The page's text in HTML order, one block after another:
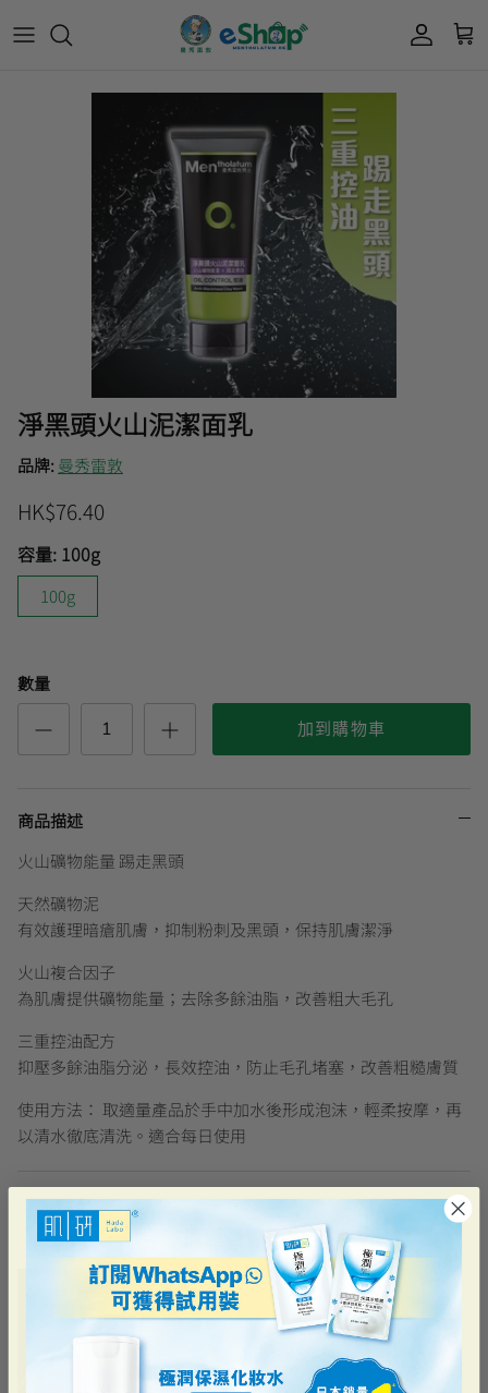
面部護理
身體護理
眼睛護理
頭髮護理
護膚用品
個人護理用品
護眼產品
保健產品
Mentholatum
樂敦 Rohto
肌研 Hada
Labo
50惠
品牌歷史及企業宗旨
為消費者提供潤唇膏、男士護膚、女士護膚、
防曬、抗痘等護膚品、50惠養髮及樂敦眼藥水
藥品等產品，以滿足香港不同消費者的需要。
肌研極潤保濕冰感霜優惠券
肌研極潤保濕化妝水現金券
會員獎賞計劃
積分兌換獎賞教學
肌研 Hada Labo 優惠
網店獨家套裝🌟
短期貨特價區
淨黑頭火山泥潔面乳
品牌: 曼秀雷敦
HK$76.40
容量: 100g
100g
數量
加到購物車
商品描述
火山礦物能量 踢走黑頭
天然礦物泥
有效護理暗瘡肌膚，抑制粉刺及黑頭，保持肌膚潔淨
火山複合因子
為肌膚提供礦物能量；去除多餘油脂，改善粗大毛孔
三重控油配方
抑壓多餘油脂分泌，長效控油，防止毛孔堵塞，改善粗糙膚質
使用方法： 取適量產品於手中加水後形成泡沫，輕柔按摩，再
以清水徹底清洗。適合每日使用
最近瀏覽過的